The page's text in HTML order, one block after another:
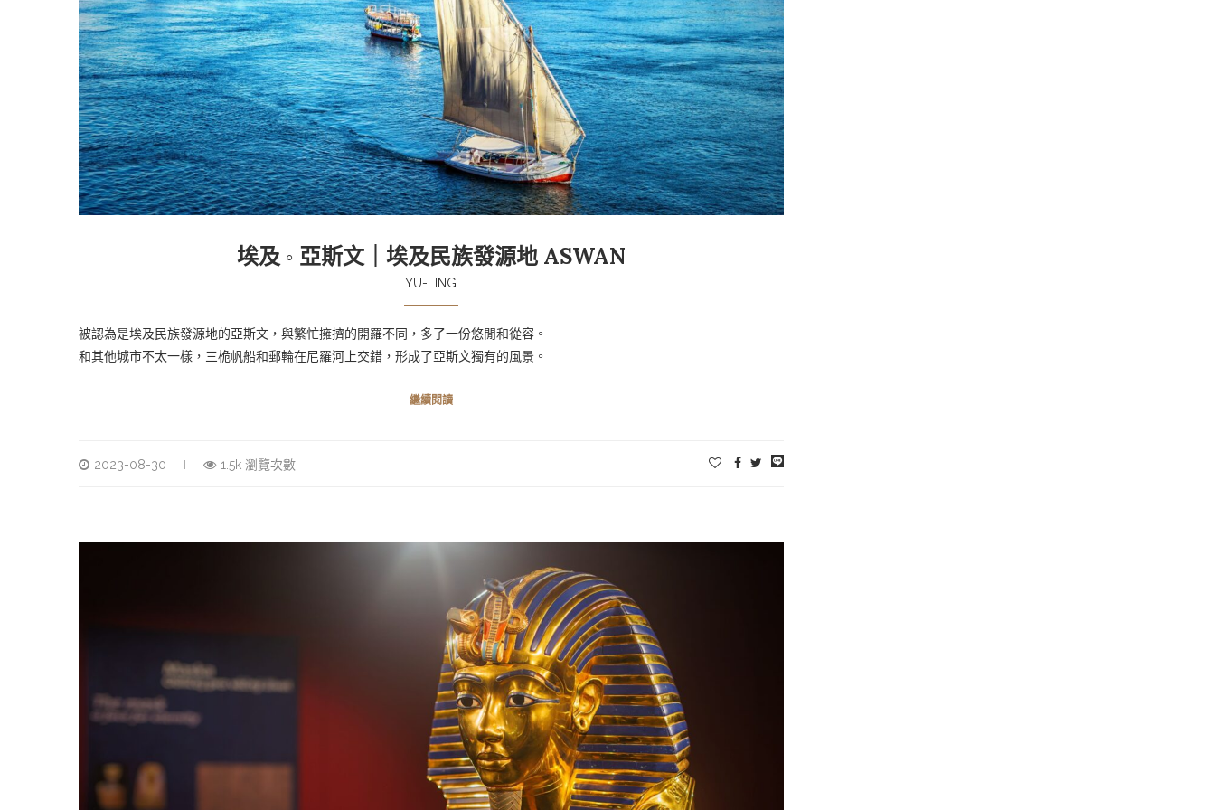
埃及 ◦ 亞斯文｜埃及民族發源地 ASWAN
YU-LING
被認為是埃及民族發源地的亞斯文，與繁忙擁擠的開羅不同，多了一份悠閒和從容。
和其他城市不太一樣，三桅帆船和郵輪在尼羅河上交錯，形成了亞斯文獨有的風景。
繼續閱讀
2023-08-30 1.5k 瀏覽次數